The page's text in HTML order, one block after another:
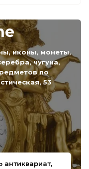
иконы, монеты,
чугуна,
по
53